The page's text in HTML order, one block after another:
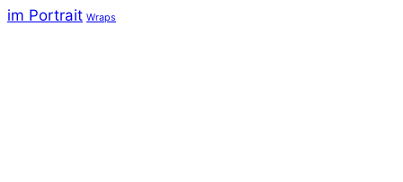
im Portrait Wraps